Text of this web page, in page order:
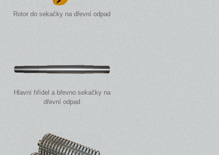
Rotor do sekačky na dřevní odpad
Hlavní hřídel a břevno sekačky na
dřevní odpad